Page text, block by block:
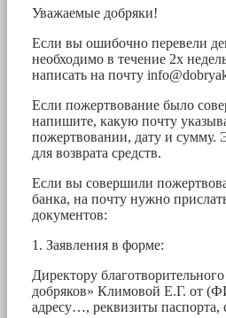
Уважаемые добряки!
Если вы ошибочно перевели
необходимо в течение 2х
написать на почту
Если пожертвование было
напишите, какую почту
пожертвовании, дату и сумму.
для возврата средств.
Если вы совершили
банка, на почту нужно
документов:
1. Заявления в форме:
Директору
добряков» Климовой Е.Г. от
адресу…, реквизиты паспорта,